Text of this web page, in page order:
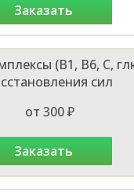
заказать
(B1, B6, C,
сил
от 300 ₽
заказать